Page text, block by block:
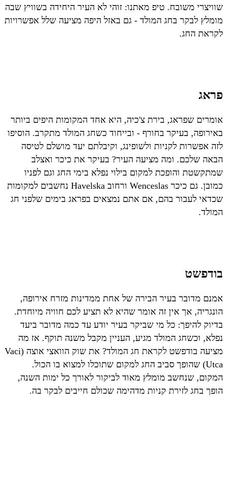
שוויצרי משובח. טיפ מאתנו: זוהי לא העיר היחידה בשוויץ שבה
מומלץ לבקר בחג המולד - גם באזל היפה מציעה שלל אפשרויות
לקראת החג.
פראג
אומרים שפראג, בירת צ'כיה, היא אחד המקומות היפים ביותר
באירופה, בעיקר בחורף - ובייחוד כשחג המולד מתקרב. הוסיפו
לזה אפשרות לקניות ולשופינג, וקיבלתם יעד מושלם לטיסה
הבאה שלכם. ומה מציעה העיר? בעיקר את כיכר ואצלב
שמתקשטת והופכת למקום בילוי נפלא בימי החג וגם לפניו
כמובן. גם כיכר Wenceslas ורחוב Havelska נחשבים למקומות
שכדאי לעבור בהם, אם אתם נמצאים בפראג בימים שלפני חג
המולד.
בודפשט
אמנם מדובר בעיר הבירה של אחת ממדינות מזרח אירופה,
הונגריה, אך אין זה אומר שהיא לא תציע לכם חוויה מיוחדת.
בדיוק להיפך: כל מי שביקר בעיר יודע עד כמה מדובר ביעד
נפלא, וכשחג המולד מגיע, העניין מקבל משנה תוקף. אז מה
מציעה בודפשט לקראת חג המולד? את שוק הוואצי אוצה (Vaci
Utca) שהופך סביב החג למקום שתוכלו למצוא בו הכול.
המקום, שנחשב מומלץ מאוד לביקור לאורך כל ימות השנה,
הופך בחג לזירת קניות מדהימה שכולם חייבים לבקר בה.